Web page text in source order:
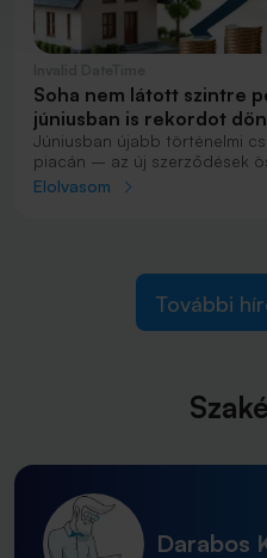
Soha nem látott szintre
júniusban is rekordot
Júniusban újabb történelmi
piacán – az új szerződések
volt, ami még a korábbi
megközelítette az 1 577
teljes tavalyi év
Elolvasom
További
Darabos